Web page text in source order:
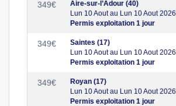
349€
Aire-sur-l’Adour (40)
Lun 10 Aout au Lun 10 Aout 2026
Permis exploitation 1 jour
349€
Saintes (17)
Lun 10 Aout au Lun 10 Aout 2026
Permis exploitation 1 jour
349€
Royan (17)
Lun 10 Aout au Lun 10 Aout 2026
Permis exploitation 1 jour